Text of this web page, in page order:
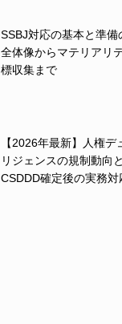
SSBJ対応の基本と準
全体像からマテリアリ
標収集まで
【2026年最新】人権デ
リジェンスの規制動向
CSDDD確定後の実務対